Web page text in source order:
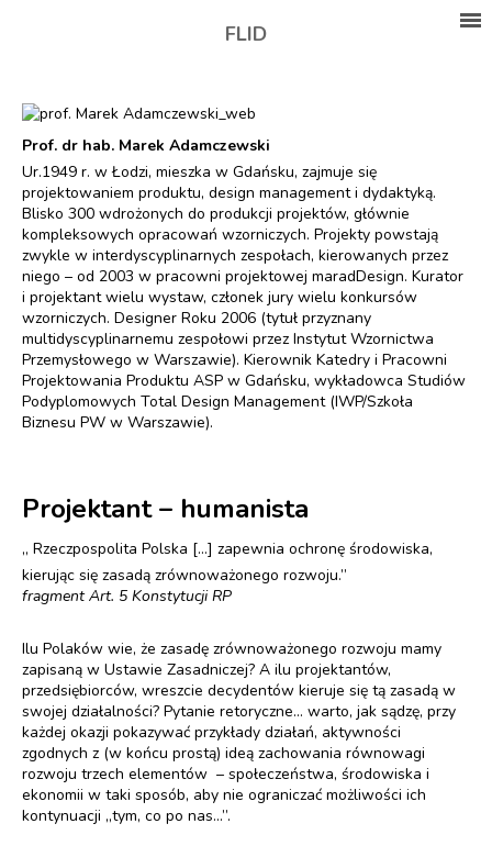
FLID
Prof. dr hab. Marek Adamczewski
Ur.1949 r. w Łodzi, mieszka w Gdańsku, zajmuje się
projektowaniem produktu, design management i dydaktyką.
Blisko 300 wdrożonych do produkcji projektów, głównie
kompleksowych opracowań wzorniczych. Projekty powstają
zwykle w interdyscyplinarnych zespołach, kierowanych przez
niego – od 2003 w pracowni projektowej maradDesign. Kurator
i projektant wielu wystaw, członek jury wielu konkursów
wzorniczych. Designer Roku 2006 (tytuł przyznany
multidyscyplinarnemu zespołowi przez Instytut Wzornictwa
Przemysłowego w Warszawie). Kierownik Katedry i Pracowni
Projektowania Produktu ASP w Gdańsku, wykładowca Studiów
Podyplomowych Total Design Management (IWP/Szkoła
Biznesu PW w Warszawie).
Projektant – humanista
„ Rzeczpospolita Polska […] zapewnia ochronę środowiska,
kierując się zasadą zrównoważonego rozwoju.”
fragment Art. 5 Konstytucji RP
Ilu Polaków wie, że zasadę zrównoważonego rozwoju mamy
zapisaną w Ustawie Zasadniczej? A ilu projektantów,
przedsiębiorców, wreszcie decydentów kieruje się tą zasadą w
swojej działalności? Pytanie retoryczne… warto, jak sądzę, przy
każdej okazji pokazywać przykłady działań, aktywności
zgodnych z (w końcu prostą) ideą zachowania równowagi
rozwoju trzech elementów – społeczeństwa, środowiska i
ekonomii w taki sposób, aby nie ograniczać możliwości ich
kontynuacji „tym, co po nas…”.